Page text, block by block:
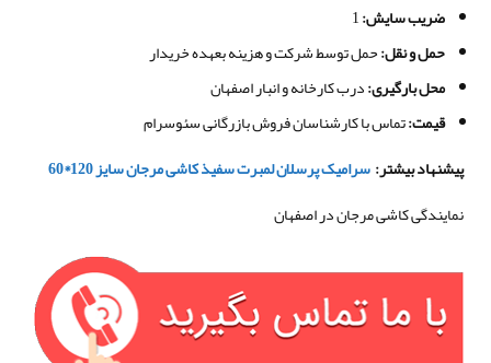
ضریب سایش:
حمل و نقل:حمل توسط شرکت و هزینه بعهده خریدار
محل بارگیری:درب کارخانه و انبار اصفهان
قیمت:تماس با کارشناسان فروش بازرگانی سئوسرام
پیشنهاد بیشتر:سرامیک پرسلان لمبرت سفیذ کاشی مرجان سایز120*60
نمایندگی کاشی مرجان در اصفهان